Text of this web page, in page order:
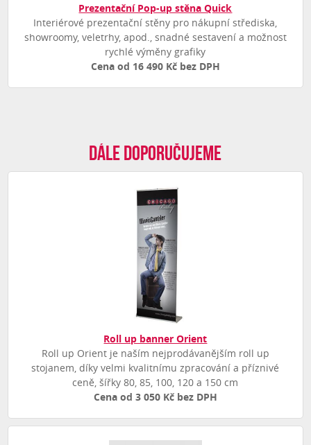
Prezentační Pop-up stěna Quick
Interiérové prezentační stěny pro nákupní střediska,
showroomy, veletrhy, apod., snadné sestavení a možnost
rychlé výměny grafiky
Cena od 16 490 Kč bez DPH
Dále doporučujeme
Roll up banner Orient
Roll up Orient je naším nejprodávanějším roll up
stojanem, díky velmi kvalitnímu zpracování a příznivé
ceně, šířky 80, 85, 100, 120 a 150 cm
Cena od 3 050 Kč bez DPH